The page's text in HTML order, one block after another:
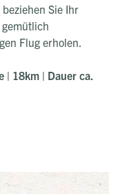
Sie Ihr
Flug erholen.
| 18km | Dauer ca.